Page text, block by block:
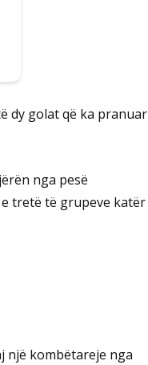
dy golat që ka pranuar
nga pesë
tretë të grupeve katër
një kombëtareje nga